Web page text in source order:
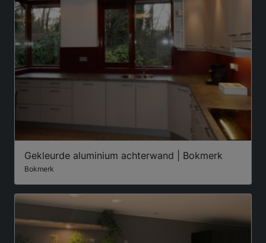
Gekleurde aluminium achterwand | Bokmerk
Bokmerk